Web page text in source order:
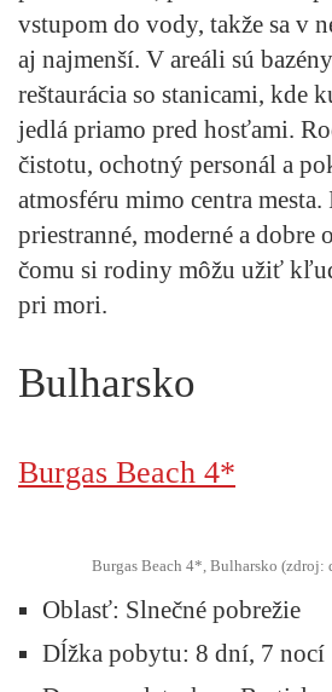
vstupom do vody, takže sa v
aj najmenší. V areáli sú
reštaurácia so stanicami, kde
jedlá priamo pred hosťami.
čistotu, ochotný personál a
atmosféru mimo centra mesta.
priestranné, moderné a dobre
čomu si rodiny môžu užiť
pri mori.
Bulharsko
Burgas Beach 4*
Burgas Beach 4*, Bulharsko (zdroj:
Oblasť: Slnečné pobrežie
Dĺžka pobytu: 8 dní, 7 nocí